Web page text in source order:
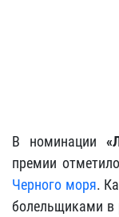
В номинации
премии
Черного моря.
болельщиками в